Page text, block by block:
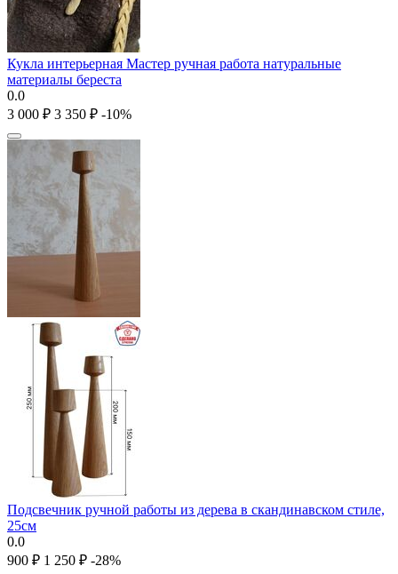
Кукла интерьерная Мастер ручная работа натуральные
материалы береста
0.0
3 000 ₽ 3 350 ₽ -10%
Подсвечник ручной работы из дерева в скандинавском стиле,
25см
0.0
‍900‍ ₽ 1 250 ₽ -28%